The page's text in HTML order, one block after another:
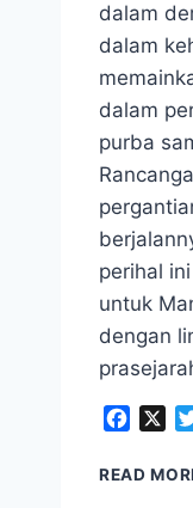
dalam
dalam
dalam
purba
perihal
untuk
dengan
READ